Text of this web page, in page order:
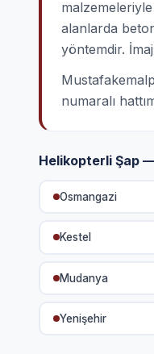
alanlarda
yöntemdir.
numaralı
Helikopterli Şap
Osmangazi
Kestel
Mudanya
Yenişehir